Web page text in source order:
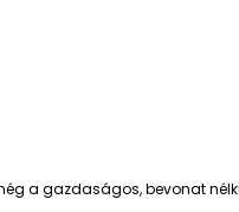
a gazdaságos, bevonat